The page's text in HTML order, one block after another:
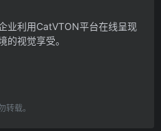
业利用CatVTON平台在线呈现
的视觉享受。
载。